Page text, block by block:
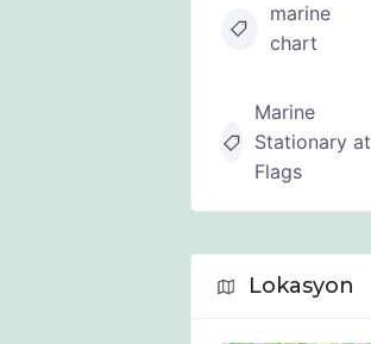
marine
chart
Marine
Stationary at
Flags
Lokasyon